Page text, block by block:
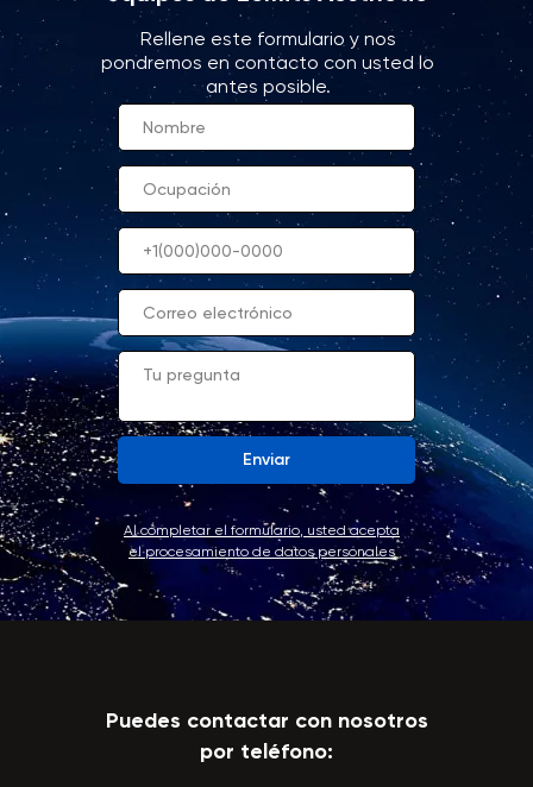
Enviar
Rellene este formulario y nos
pondremos en contacto con usted lo
antes posible.
Al completar el formulario, usted acepta
el procesamiento de datos personales
Puedes contactar con nosotros
por teléfono: